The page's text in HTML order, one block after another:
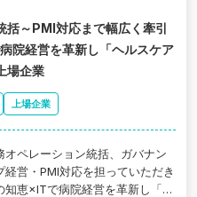
括～PMI対応まで幅広く牽引
院経営を革新し「ヘルスケア
場企業
上場企業
ペレーション統括、ガバナン
営・PMI対応を担っていただき
知恵×ITで病院経営を革新し「ヘ